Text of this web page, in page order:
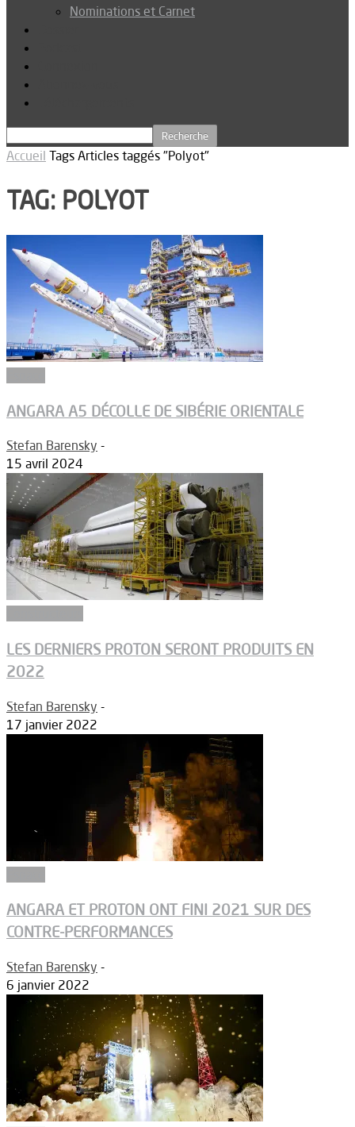
Nominations et Carnet
Accueil Tags Articles taggés "Polyot"
TAG: POLYOT
ANGARA A5 DÉCOLLE DE SIBÉRIE ORIENTALE
Stefan Barensky -
15 avril 2024
LES DERNIERS PROTON SERONT PRODUITS EN
2022
Stefan Barensky -
17 janvier 2022
ANGARA ET PROTON ONT FINI 2021 SUR DES
CONTRE-PERFORMANCES
Stefan Barensky -
6 janvier 2022